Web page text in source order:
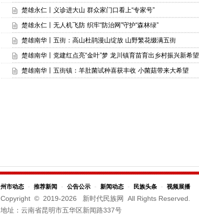
楚雄永仁丨义诊进大山 群众家门口看上“专家号”
楚雄永仁丨无人机飞防 织牢“防治网”守护“森林绿”
楚雄南华丨五街：高山杜鹃漫山绽放 山野繁花缀满五街
楚雄南华丨党建红点亮“金叶”梦 龙川镇育苗育出乡村振兴新希望
楚雄南华丨五街镇：羊肚菌试种喜获丰收 小菌菇带来大希望
州市动态 - 推荐新闻 - 公告公示 - 新闻动态 - 民族头条 - 视频展播
Copyright © 2019-2026
新时代民族网 All Rights Reserved.
地址：云南省昆明市五华区新闻路337号